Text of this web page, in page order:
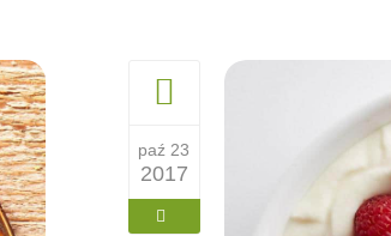
paź 23
2017